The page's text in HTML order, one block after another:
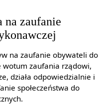
na zaufanie
na zaufanie obywateli do
wotum zaufania rządowi,
działa odpowiedzialnie i
społeczeństwa do